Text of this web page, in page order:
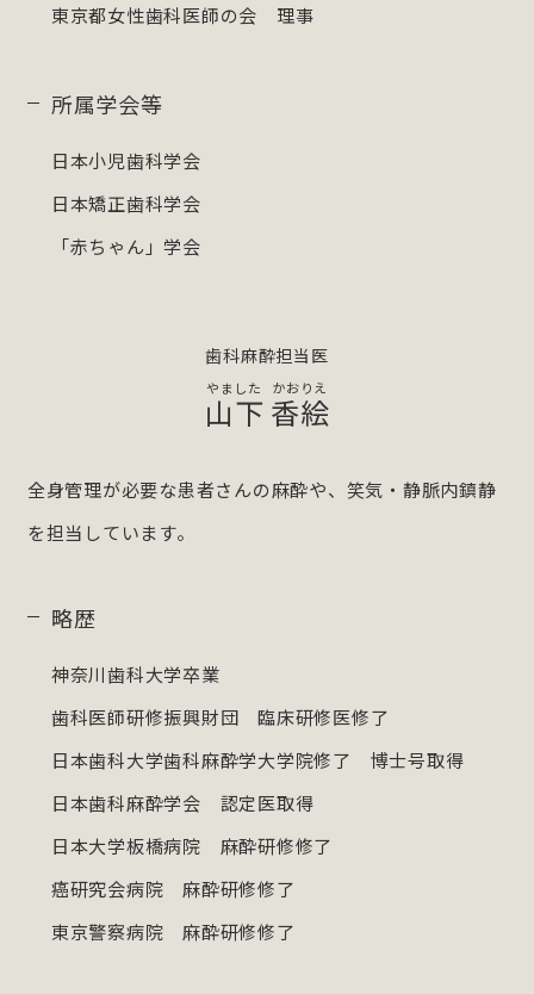
東京都女性歯科医師の会 理事
所属学会等
日本小児歯科学会
日本矯正歯科学会
「赤ちゃん」学会
歯科麻酔担当医
山下 香絵
全身管理が必要な患者さんの麻酔や、笑気・静脈内鎮静
を担当しています。
略歴
神奈川歯科大学卒業
歯科医師研修振興財団 臨床研修医修了
日本歯科大学歯科麻酔学大学院修了 博士号取得
日本歯科麻酔学会 認定医取得
日本大学板橋病院 麻酔研修修了
癌研究会病院 麻酔研修修了
東京警察病院 麻酔研修修了